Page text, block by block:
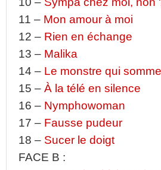
11 – Mon amour à moi
12 – Rien en échange
13 – Malika
14 – Le monstre qui
15 – À la télé en silence
16 – Nymphowoman
17 – Fausse pudeur
18 – Sucer le doigt
FACE B :